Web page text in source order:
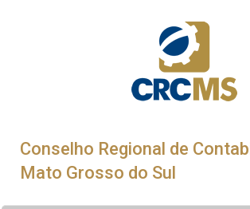
Conselho Regional de
Mato Grosso do Sul